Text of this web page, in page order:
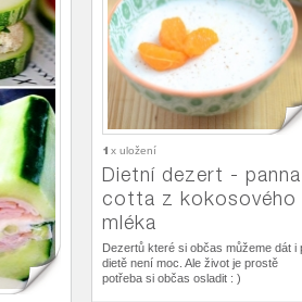
1 x uložení
Dietní dezert - panna
cotta z kokosového
mléka
Dezertů které si občas můžeme dát i
dietě není moc. Ale život je prostě
potřeba si občas osladit : )